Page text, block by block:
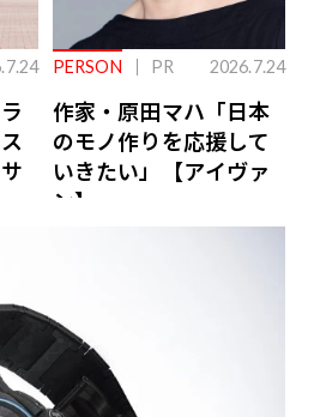
PERSON PR 2026.7.24
作家・原田マハ「日本
のモノ作りを応援して
いきたい」【アイヴァ
ン】